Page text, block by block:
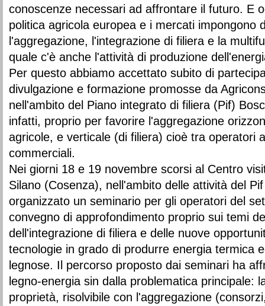
conoscenze necessari ad affrontare il futuro. E
politica agricola europea e i mercati impongono
l'aggregazione, l'integrazione di filiera e la
quale c'è anche l'attività di produzione
Per questo abbiamo accettato subito di
divulgazione e formazione promosse da
nell'ambito del Piano integrato di filiera (Pif)
infatti, proprio per favorire l'aggregazione
agricole, e verticale (di filiera) cioè tra operatori
commerciali.
Nei giorni 18 e 19 novembre scorsi al Centro
Silano (Cosenza), nell'ambito delle attività del
organizzato un seminario per gli operatori del
convegno di approfondimento proprio sui temi
dell'integrazione di filiera e delle nuove
tecnologie in grado di produrre energia termica
legnose. Il percorso proposto dai seminari ha
legno-energia sin dalla problematica principale:
proprietà, risolvibile con l'aggregazione